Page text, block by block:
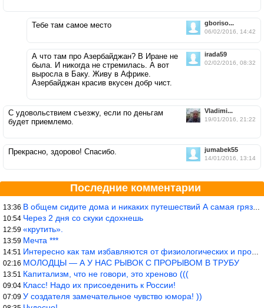
gboriso...
06/02/2016, 14:42
Тебе там самое место
irada59
02/02/2016, 08:32
А что там про Азербайджан? В Иране не
была. И никогда не стремилась. А вот
выросла в Баку. Живу в Африке.
Азербайджан красив вкусен добр чист.
Vladimi...
19/01/2016, 21:22
С удовольствием съезжу, если по деньгам
будет приемлемо.
jumabek55
14/01/2016, 13:14
Прекрасно, здорово! Спасибо.
Последние комментарии
13:36 В общем сидите дома и никаких путешествий А самая грязная в от
10:54 Через 2 дня со скуки сдохнешь
12:59 «крутить».
13:59 Мечта ***
14:51 Интересно как там избавляются от физиологических и прочих отходо
02:16 МОЛОДЦЫ — А У НАС РЫВОК С ПРОРЫВОМ В ТРУБУ
13:51 Капитализм, что не говори, это хреново (((
09:04 Класс! Надо их присоеденить к России!
07:09 У создателя замечательное чувство юмора! ))